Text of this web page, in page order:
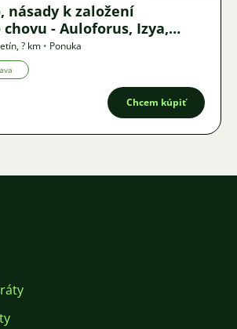
násady k založení
- Auloforus, Izya,
Moina,
,? km • Ponuka
Chcem kúpiť